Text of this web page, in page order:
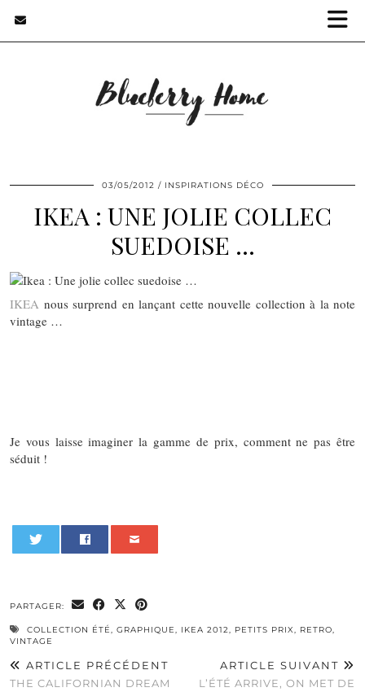
03/05/2012 INSPIRATIONS DÉCO
IKEA : UNE JOLIE COLLEC
SUEDOISE …
IKEA nous surprend en lançant cette nouvelle collection à la note
vintage …
Je vous laisse imaginer la gamme de prix, comment ne pas être
séduit !
PARTAGER:
COLLECTION ÉTÉ, GRAPHIQUE, IKEA 2012, PETITS PRIX, RETRO,
VINTAGE
ARTICLE PRÉCÉDENT
THE CALIFORNIAN DREAM
ARTICLE SUIVANT
L’ÉTÉ ARRIVE, ON MET DE